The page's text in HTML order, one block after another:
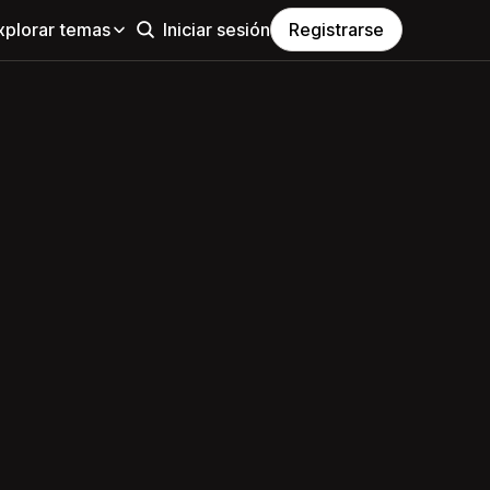
temas Iniciar sesión Registrarse